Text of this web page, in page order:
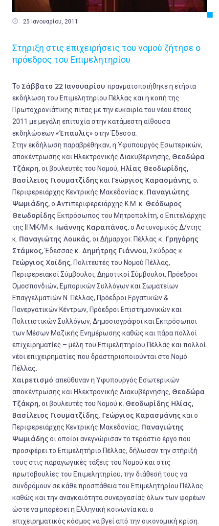
 25 Ιανουαρίου, 2011
Στηριξη στις επιχειρήσεις του νομού ζήτησε ο
πρόεδρος του Επιμελητηρίου
Το Σάββατο 22 Ιανουαρίου πραγματοποιήθηκε η ετήσια
εκδήλωση του Επιμελητηρίου Πέλλας και η κοπή της
Πρωτοχρονιάτικης πίτας με την ευκαιρία του νέου έτους
2011 με μεγάλη επιτυχία στην κατάμεστη αίθουσα
εκδηλώσεων «Έπαυλις» στην Έδεσσα.
Στην εκδήλωση παραβρέθηκαν, η Υφυπουργός Εσωτερικών,
αποκέντρωσης και Ηλεκτρονικής Διακυβέρνησης, Θεοδώρα
Τζάκρη, οι βουλευτές του Νομού, Ηλίας Θεοδωρίδης,
Βασίλειος Γιουματζίδης και Γεώργιος Καρασμάνης, ο.
Περιφερειάρχης Κεντρικής Μακεδονίας κ. Παναγιώτης
Ψωμιάδης, ο Αντιπεριφερειάρχης Κ.Μ. κ. Θεόδωρος
Θεωδορίδης Εκπρόσωπος του Μητροπολίτη, ο Επιτελάρχης
της ΙΙ ΜΚ/Μ κ. Ιωάννης Καραπάνος, ο Αστυνομικός Δ/ντης
κ. Παναγιώτης Λουκάς, οι Δήμαρχοι: Πέλλας κ. Γρηγόρης
Στάμκος, Έδεσσας κ. Δημήτρης Γιάννου, Σκύδρας κ.
Γεώργιος Χοϊδης, Πολιτευτές του Νομού Πέλλας,
Περιφερειακοί Σύμβουλοι, Δημοτικοί Σύμβουλοι, Πρόεδροι
Ομοσπονδιών, Εμπορικών Συλλόγων και Σωματείων
Επαγγελματιών Ν. Πέλλας, Πρόεδροι Εργατικών &
Πανεργατικών Κέντρων, Πρόεδροι Επιστημονικών και
Πολιτιστικών Συλλόγων, Δημοσιογράφοι και Εκπρόσωποι
των Μέσων Μαζικής Ενημέρωσης καθώς και πάρα πολλοί
επιχειρηματίες – μέλη του Επιμελητηρίου Πέλλας και πολλοί
νέοι επιχειρηματίες που δραστηριοποιούνται στο Νομό
Πέλλας.
Χαιρετισμό απεύθυναν η Υφυπουργός Εσωτερικών
αποκέντρωσης και Ηλεκτρονικής Διακυβέρνησης, Θεοδώρα
Τζάκρη, οι βουλευτές του Νομού κ. Θεοδωρίδης Ηλίας,
Βασίλειος Γιουματζίδης, Γεώργιος Καρασμάνης και ο
Περιφερειάρχης Κεντρικής Μακεδονίας, Παναγιώτης
Ψωμιάδης οι οποίοι ανεγνώρισαν το τεράστιο έργο που
προσφέρει το Επιμελητήριο Πέλλας, δήλωσαν την στήριξή
τους στις παραγωγικές τάξεις του Νομού και στις
πρωτοβουλίες του Επιμελητηρίου, την διάθεσή τους να
συνδράμουν σε κάθε προσπάθεια του Επιμελητηρίου Πέλλας
καθώς και την αναγκαιότητα συνεργασίας όλων των φορέων
ώστε να μπορέσει η Ελληνική κοινωνία και ο
επιχειρηματικός κόσμος να βγεί από την οικονομική κρίση.